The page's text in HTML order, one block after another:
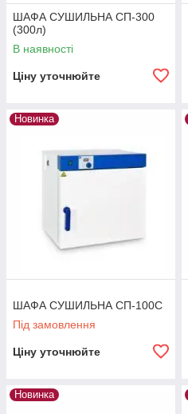
ШАФА СУШИЛЬНА СП-300
(300л)
В наявності
Ціну уточнюйте
Новинка
ШАФА СУШИЛЬНА СП-100С
Під замовлення
Ціну уточнюйте
Новинка